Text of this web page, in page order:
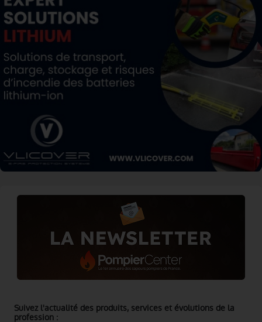
Suivez l'actualité des produits, services et évolutions de la
profession :